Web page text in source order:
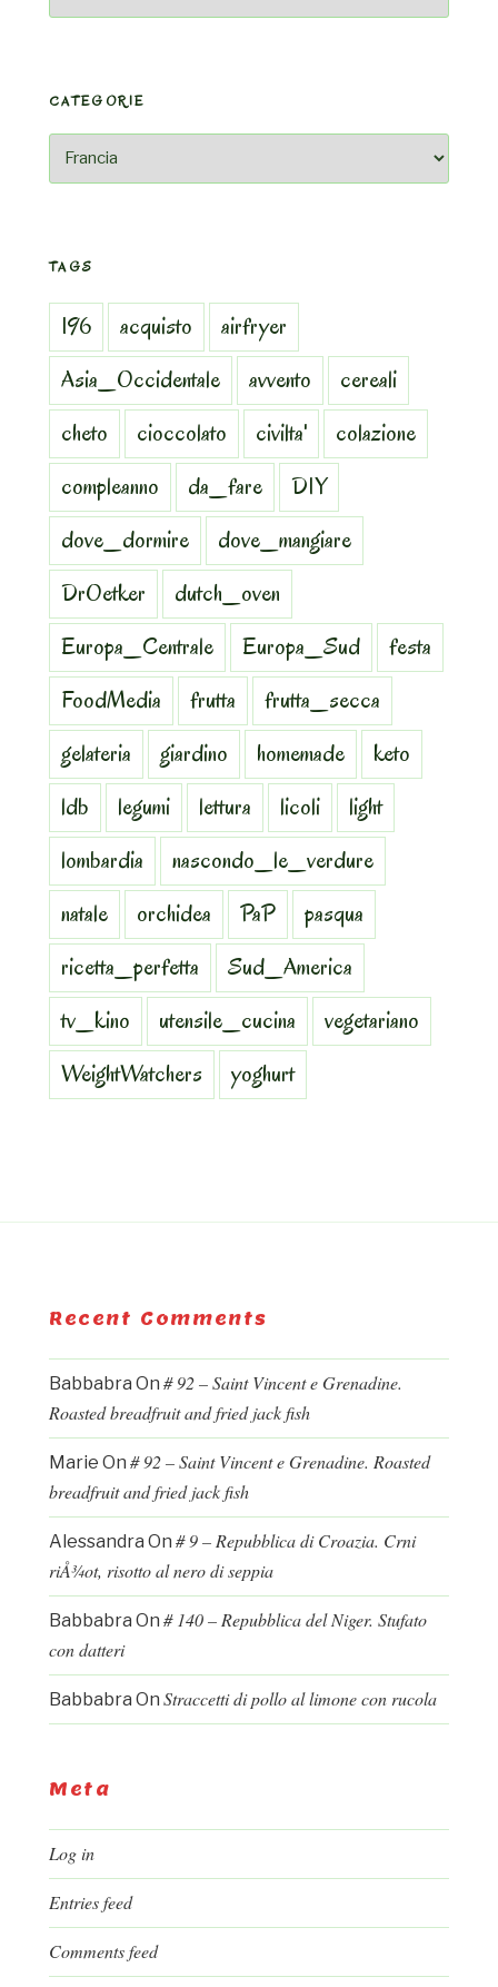
CATEGORIE
Categorie
TAGS
196 acquisto
airfryer
Asia_Occidentale
avvento
cereali
cheto
cioccolato civilta'
colazione
compleanno
da_fare
DIY
dove_dormire
dove_mangiare
DrOetker
dutch_oven
Europa_Centrale
Europa_Sud
festa
FoodMedia
frutta
frutta_secca
gelateria
giardino homemade
keto
ldb
legumi lettura licoli
light
lombardia
nascondo_le_verdure
natale
orchidea PaP
pasqua
ricetta_perfetta
Sud_America
tv_kino
utensile_cucina
vegetariano
WeightWatchers
yoghurt
Recent Comments
Babbabra On # 92 – Saint Vincent e Grenadine.
Roasted breadfruit and fried jack fish
Marie On # 92 – Saint Vincent e Grenadine. Roasted
breadfruit and fried jack fish
Alessandra On # 9 – Repubblica di Croazia. Crni
riÅ¾ot, risotto al nero di seppia
Babbabra On # 140 – Repubblica del Niger. Stufato
con datteri
Babbabra On Straccetti di pollo al limone con rucola
Meta
Log in
Entries feed
Comments feed